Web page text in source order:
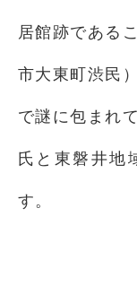
居館跡である
市大東町渋民
で謎に包まれ
氏と東磐井地
す。